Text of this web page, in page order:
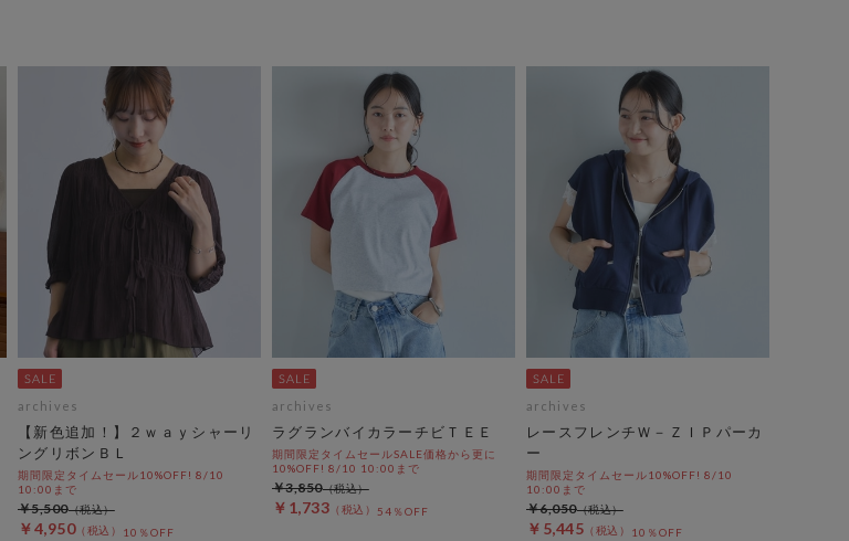
archives
【新色追加！】２ｗａｙシャーリ
ングリボンＢＬ
期間限定タイムセール10%OFF! 8/10
10:00まで
￥4,950 10％OFF
￥5,500
archives
ラグランバイカラーチビＴＥＥ
期間限定タイムセールSALE価格から更に
10%OFF! 8/10 10:00まで
￥1,733 54％OFF
￥3,850
archives
レースフレンチＷ－ＺＩＰパーカ
ー
期間限定タイムセール10%OFF! 8/10
10:00まで
￥5,445 10％OFF
￥6,050